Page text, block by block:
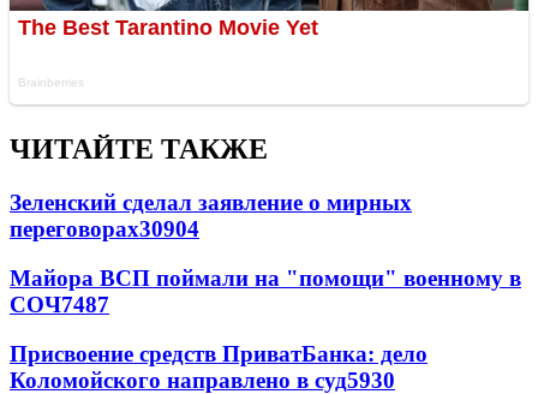
ЧИТАЙТЕ ТАКЖЕ
Зеленский сделал заявление о мирных
переговорах30904
Майора ВСП поймали на "помощи" военному в
СОЧ7487
Присвоение средств ПриватБанка: дело
Коломойского направлено в суд5930